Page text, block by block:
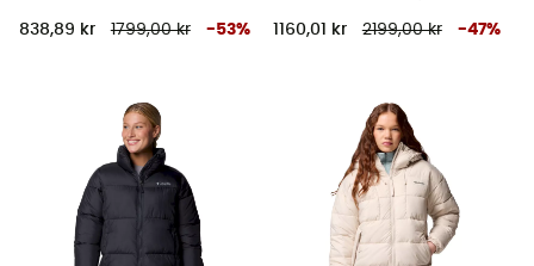
838,89 kr 1799,00 kr -53% 1160,01 kr 2199,00 kr -47%